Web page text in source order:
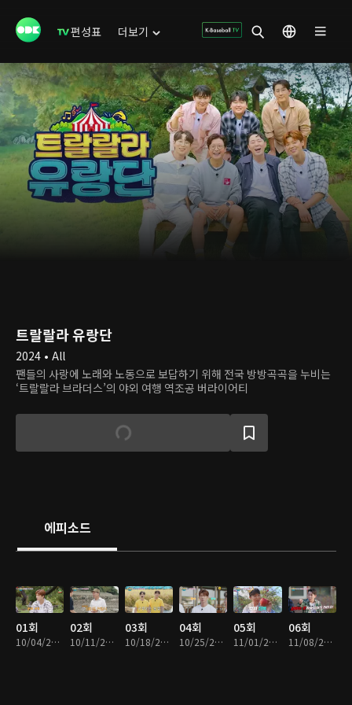
편성표 더보기
트랄랄라 유랑단
2024 • All
팬들의 사랑에 노래와 노동으로 보답하기 위해 전국 방방곡곡을 누비는
‘트랄랄라 브라더스’의 야외 여행 역조공 버라이어티
에피소드
01회
10/04/2024 • 1시간 45분
02회
10/11/2024 • 1시간 25분
03회
10/18/2024 • 1시간 43분
04회
10/25/2024 • 1시간 40분
05회
11/01/2024 • 1시간 41분
06회
11/08/2024 • 1시간 44분